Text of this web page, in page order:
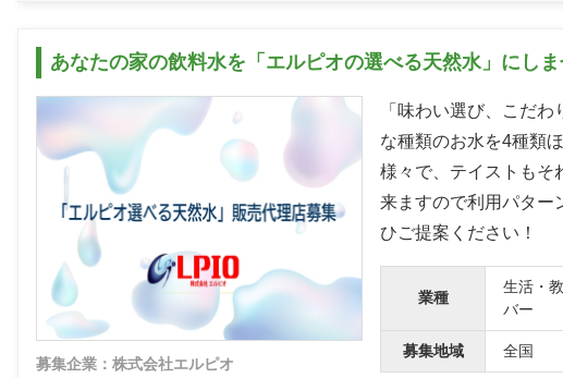
あなたの家の飲料水を「エルピオの選べる天然水」にしま
募集企業：株式会社エルピオ
「味わい選び、こだ
な種類のお水を4種類
様々で、テイストもそ
来ますので利用パター
ひご提案ください！
業種
生活・
バー
募集地域 全国